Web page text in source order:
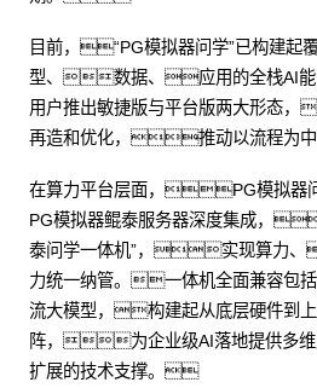
目前，“PG模拟器问学”已构建
型、数据、应用的全栈AI
用户推出敏捷版与平台版两大形态，
再造和优化，推动以流程为
在算力平台层面，PG模拟器
PG模拟器鲲泰服务器深度集成，
泰问学一体机”，实现算力、
力统一纳管。一体机全面兼容包
流大模型，构建起从底层硬件到
阵，为企业级AI落地提供多
扩展的技术支撑。